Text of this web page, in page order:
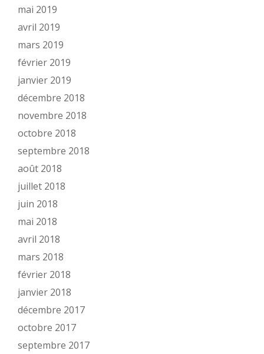
mai 2019
avril 2019
mars 2019
février 2019
janvier 2019
décembre 2018
novembre 2018
octobre 2018
septembre 2018
août 2018
juillet 2018
juin 2018
mai 2018
avril 2018
mars 2018
février 2018
janvier 2018
décembre 2017
octobre 2017
septembre 2017